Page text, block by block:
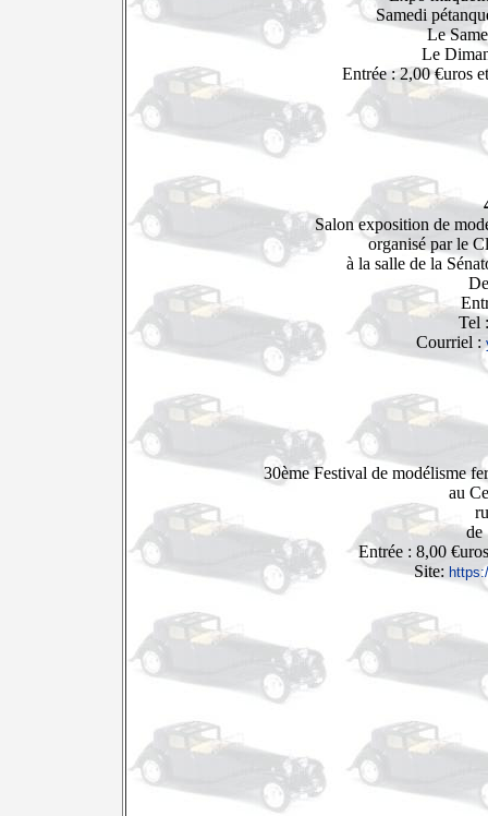
Samedi
Le
Le
Entrée : 2,00 €uros
Salon exposition de
organisé par le
à la salle de la
Tel
Courriel :
30ème Festival de modélisme
au
de
Entrée : 8,00
Site: